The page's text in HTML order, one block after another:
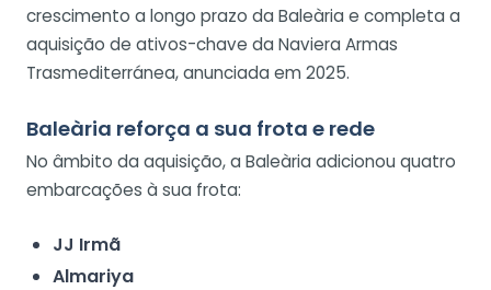
crescimento a longo prazo da Baleària e completa a
aquisição de ativos-chave da Naviera Armas
Trasmediterránea, anunciada em 2025.
Baleària reforça a sua frota e rede
No âmbito da aquisição, a Baleària adicionou quatro
embarcações à sua frota:
JJ Irmã
Almariya